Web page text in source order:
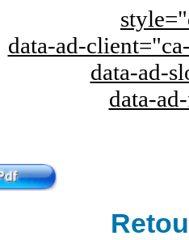
data-ad-
data-ad-
data-